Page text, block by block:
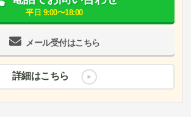
メール受付はこちら
平日 9:00〜18:00
詳細はこちら